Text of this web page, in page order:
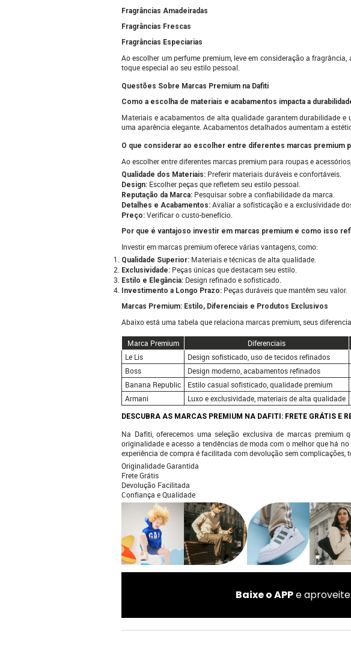
Fragrâncias Amadeiradas
Fragrâncias Frescas
Fragrâncias Especiarias
Ao escolher um perfume premium, leve em consideração a
toque especial ao seu estilo pessoal.
Questões Sobre Marcas Premium na Dafiti
Como a escolha de materiais e acabamentos impacta a
Materiais e acabamentos de alta qualidade garantem durabilidade
uma aparência elegante. Acabamentos detalhados aumentam a
O que considerar ao escolher entre diferentes marcas premium
Ao escolher entre diferentes marcas premium para roupas e
Qualidade dos Materiais: Preferir materiais duráveis e confortáveis.
Design: Escolher peças que refletem seu estilo pessoal.
Reputação da Marca: Pesquisar sobre a confiabilidade da marca.
Detalhes e Acabamentos: Avaliar a sofisticação e a exclusividade
Preço: Verificar o custo-benefício.
Por que é vantajoso investir em marcas premium e como isso
Investir em marcas premium oferece várias vantagens, como:
Qualidade Superior: Materiais e técnicas de alta qualidade.
Exclusividade: Peças únicas que destacam seu estilo.
Estilo e Elegância: Design refinado e sofisticado.
Investimento a Longo Prazo: Peças duráveis que mantêm seu valor.
Marcas Premium: Estilo, Diferenciais e Produtos Exclusivos
Abaixo está uma tabela que relaciona marcas premium, seus
Marca Premium Diferenciais
Le Lis
Design sofisticado, uso de tecidos refinados
Boss
Design moderno, acabamentos refinados
Banana Republic
Estilo casual sofisticado, qualidade premium
Armani
Luxo e exclusividade, materiais de alta qualidade
DESCUBRA AS MARCAS PREMIUM NA DAFITI: FRETE GRÁTIS E
Na Dafiti, oferecemos uma seleção exclusiva de marcas
originalidade e acesso a tendências de moda com o melhor que há
experiência de compra é facilitada com devolução sem
Originalidade Garantida
Frete Grátis
Devolução Facilitada
Confiança e Qualidade
Baixe o APPe aproveite